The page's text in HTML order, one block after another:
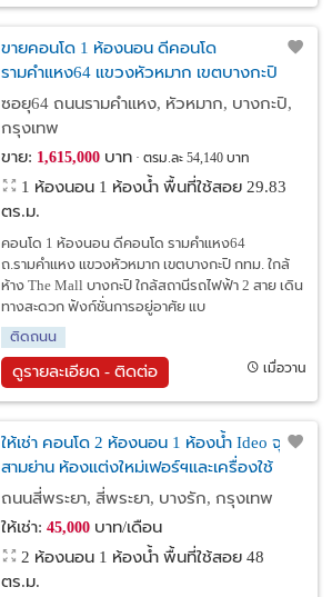
ขายคอนโด 1 ห้องนอน ดีคอนโด
รามคำแหง64 แขวงหัวหมาก เขตบางกะปิ
กทม. ใกล้สถานีรถไฟฟ้า 2 สาย
ซอยุ64 ถนนรามคำแหง, หัวหมาก, บางกะปิ,
กรุงเทพ
ขาย: 1,615,000บาท ตรม.ละ 54,140 บาท
1 ห้องนอน 1 ห้องน้ำ พื้นที่ใช้สอย 29.83
ตร.ม.
คอนโด 1 ห้องนอน ดีคอนโด รามคำแหง64
ถ.รามคำแหง แขวงหัวหมาก เขตบางกะปิ กทม. ใกล้
ห้าง The Mall บางกะปิ ใกล้สถานีรถไฟฟ้า 2 สาย เดิน
ทางสะดวก ฟังก์ชั่นการอยู่อาศัย แบ
ติดถนน
ดูรายละเอียด - ติดต่อ เมื่อวาน
ให้เช่า คอนโด 2 ห้องนอน 1 ห้องน้ำ Ideo จุฬา-
สามย่าน ห้องแต่งใหม่เฟอร์ฯและเครื่องใช้
ไฟฟ้าครบ พร้อมอยู่ ใกล้ MRT สามย่าน แหล่ง
ทำงานย่านเขตบางรัก กทม.
ถนนสี่พระยา, สี่พระยา, บางรัก, กรุงเทพ
ให้เช่า: 45,000บาท/เดือน
2 ห้องนอน 1 ห้องน้ำ พื้นที่ใช้สอย 48
ตร.ม.